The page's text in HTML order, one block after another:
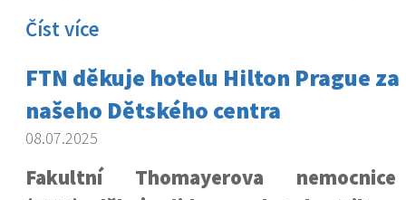
Číst více
FTN děkuje hotelu Hilton Prague
našeho Dětského centra
08.07.2025
Fakultní Thomayerova nemocnice